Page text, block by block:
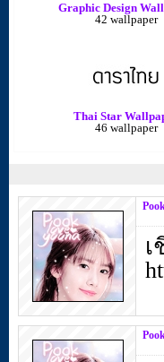
Graphic Design
42 wallpaper
Thai Star
46 wallpaper